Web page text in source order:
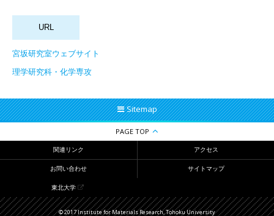
宮坂研究室ウェブサイト
理学研究科・化学専攻
Sitemap
PAGE TOP
関連リンク アクセス
お問い合わせ サイトマップ
東北大学
© 2017 Institute for Materials Research, Tohoku University